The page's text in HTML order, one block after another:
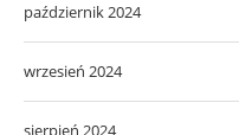
październik 2024
wrzesień 2024
sierpień 2024